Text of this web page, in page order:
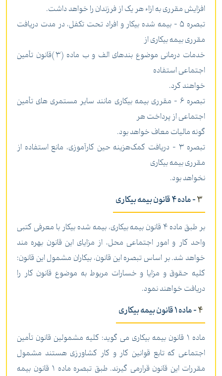
افزایش مقرری به ازاء هر یک از فرزندان را خواهد داشت.
‌تبصره 5 - بیمه شده بیکار و افراد تحت تکفل، در مدت دریافت
مقرری بیمه بیکاری از
خدمات درمانی موضوع بندهای ‌الف و ب ماده (3)‌قانون تأمین
اجتماعی استفاده
خواهند کرد.
‌تبصره 6 - مقرری بیمه بیکاری مانند سایر مستمری های تأمین
اجتماعی از پرداخت هر
گونه مالیات معاف خواهد بود.
‌تبصره 3 - دریافت کمک‌هزینه حین کارآموزی، مانع استفاده از
مقرری بیمه بیکاری
نخواهد بود.
3- ماده 4 قانون بیمه بیکاری
بر طبق ماده 4 قانون بیمه بیکاری، بیمه شده بیکار با معرفی کتبی
واحد کار و امور اجتماعی محل، از مزایای این قانون بهره مند
خواهد شد. بر اساس تبصره این قانون، بیکاران مشمول این قانون؛
کلیه حقوق و مزایا و خسارات مربوط به موضوع قانون کار را
دریافت خواهند نمود.
4- ماده 1 قانون بیمه بیکاری
ماده 1 قانون بیمه بیکاری می گوید: کلیه مشمولین قانون تأمین
اجتماعی که تابع قوانین کار و کار کشاورزی هستند مشمول
مقررات این قانون قرارمی گیرند. طبق تبصره ماده 1 قانون بیمه